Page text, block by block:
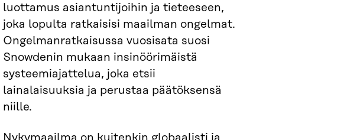
luottamus asiantuntijoihin ja tieteeseen,
joka lopulta ratkaisisi maailman ongelmat.
Ongelmanratkaisussa vuosisata suosi
Snowdenin mukaan insinöörimäistä
systeemiajattelua, joka etsii
lainalaisuuksia ja perustaa päätöksensä
niille.